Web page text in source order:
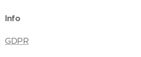
Info
GDPR